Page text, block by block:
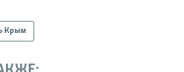
Крым